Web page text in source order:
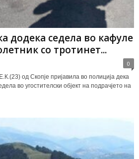
додека седела во кафуле
со тротинет...
0
од Скопје пријавила во полиција дека
во угостителски објект на подрачјето на